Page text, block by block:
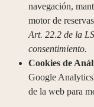
navegación,
motor de
Art. 22.2 de la
consentimiento.
Cookies de
Google
de la web para